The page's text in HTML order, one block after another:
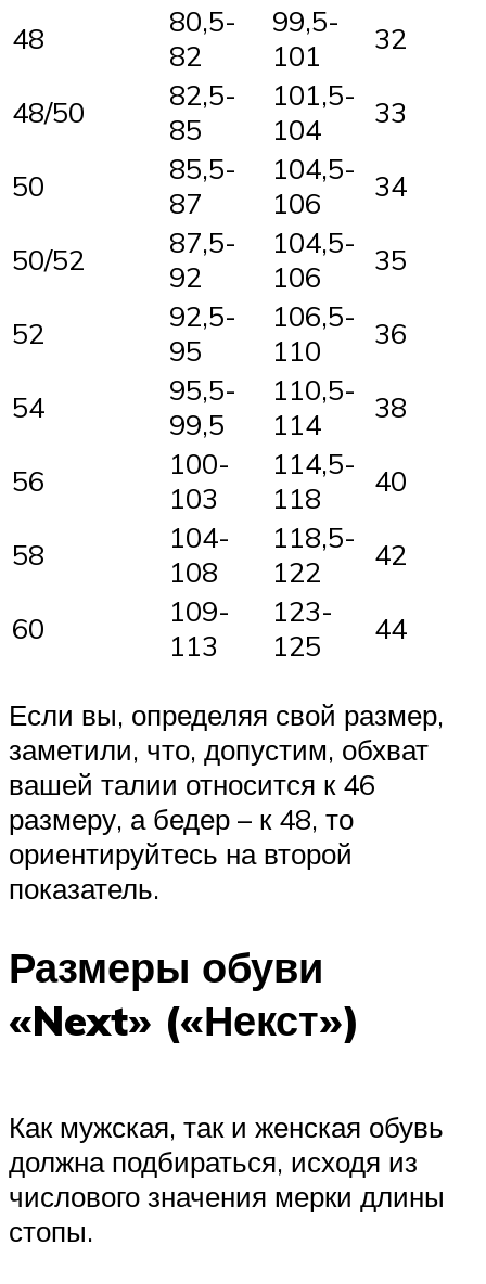
48
80,5-
82
99,5-
101
32
48/50
82,5-
85
101,5-
104
33
50
85,5-
87
104,5-
106
34
50/52
87,5-
92
104,5-
106
35
52
92,5-
95
106,5-
110
36
54
95,5-
99,5
110,5-
114
38
56
100-
103
114,5-
118
40
58
104-
108
118,5-
122
42
60
109-
113
123-
125
44
Если вы, определяя свой размер,
заметили, что, допустим, обхват
вашей талии относится к 46
размеру, а бедер – к 48, то
ориентируйтесь на второй
показатель.
Размеры обуви
«Next» («Некст»)
Как мужская, так и женская обувь
должна подбираться, исходя из
числового значения мерки длины
стопы.